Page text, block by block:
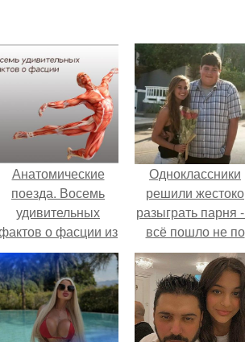
Анатомические
поезда. Восемь
удивительных
о фасции из
книги Томаса
майерса
"Анатомические
Поезда".
Одноклассники
решили жестоко
разыграть парня
всё пошло не по
плану.